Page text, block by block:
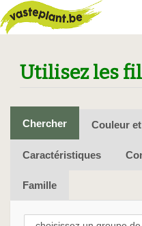
Utilisez les
Chercher Couleur
Caractéristiques
Famille